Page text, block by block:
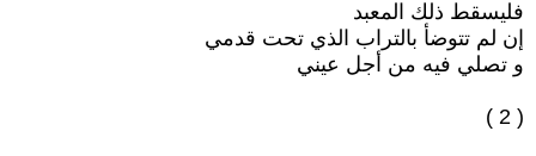
فليسقط ذلك المعبد
إن لم تتوضأ بالتراب الذي تحت قدمي
و تصلي فيه من أجل عيني
( 2 )